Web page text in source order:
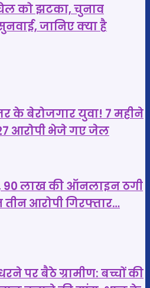
को झटका, चुनाव
जानिए क्या है
के बेरोजगार युवा! 7 महीने
आरोपी भेजे गए जेल
90 लाख की ऑनलाइन ठगी
आरोपी गिरफ्तार…
पर बैठे ग्रामीण: बच्चों की